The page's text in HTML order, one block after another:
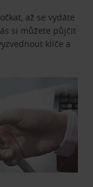
až se vydáte
si můžete půjčit
klíče a